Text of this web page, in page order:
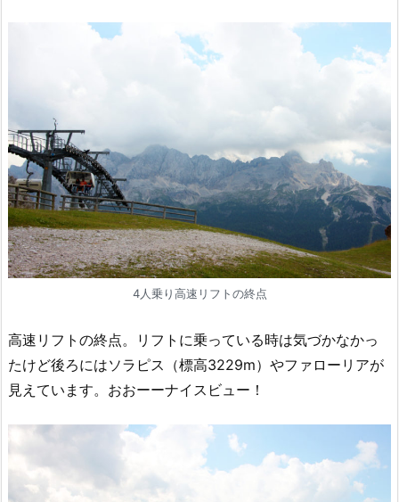
4人乗り高速リフトの終点
高速リフトの終点。リフトに乗っている時は気づかなかっ
たけど後ろにはソラピス（標高3229m）やファローリアが
見えています。おおーーナイスビュー！